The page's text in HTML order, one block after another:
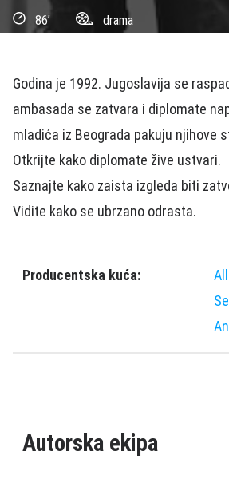
86’
drama
Godina je 1992. Jugoslavija se
ambasada se zatvara i diplomate
mladića iz Beograda pakuju njihove
Otkrijte kako diplomate žive ustvari.
Saznajte kako zaista izgleda biti
Vidite kako se ubrzano odrasta.
Producentska kuća:
Autorska ekipa